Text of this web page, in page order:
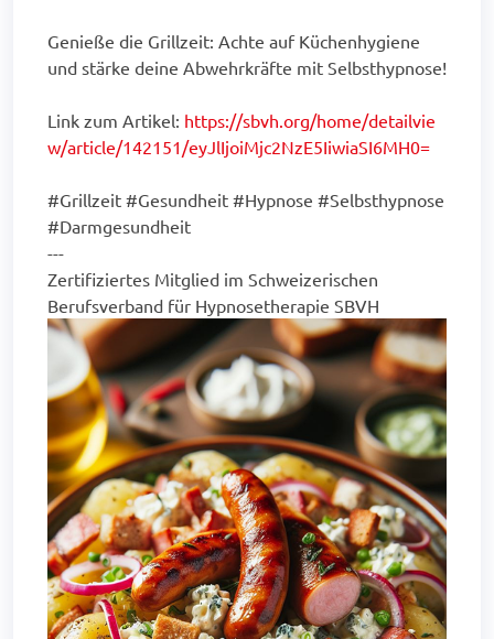
Genieße die Grillzeit: Achte auf Küchenhygiene
und stärke deine Abwehrkräfte mit Selbsthypnose!
Link zum Artikel: https://sbvh.org/home/detailvie
w/article/142151/eyJlIjoiMjc2NzE5IiwiaSI6MH0=
#Grillzeit #Gesundheit #Hypnose #Selbsthypnose
#Darmgesundheit
---
Zertifiziertes Mitglied im Schweizerischen
Berufsverband für Hypnosetherapie SBVH